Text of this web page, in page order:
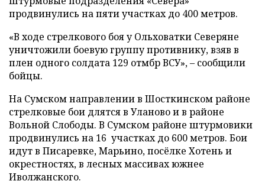
продвинулись на пяти участках до 400 метров.
«В ходе стрелкового боя у Ольховатки Северяне
уничтожили боевую группу противнику, взяв в
плен одного солдата 129 отмбр ВСУ», – сообщили
бойцы.
На Сумском направлении в Шосткинском районе
стрелковые бои длятся в Уланово и в районе
Вольной Слободы. В Сумском районе штурмовики
продвинулись на 16 участках до 600 метров. Бои
идут в Писаревке, Марьино, посёлке Хотень и
окрестностях, в лесных массивах южнее
Иволжанского.